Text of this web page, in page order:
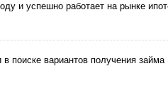
и успешно работает на рынке
поиске вариантов получения займа